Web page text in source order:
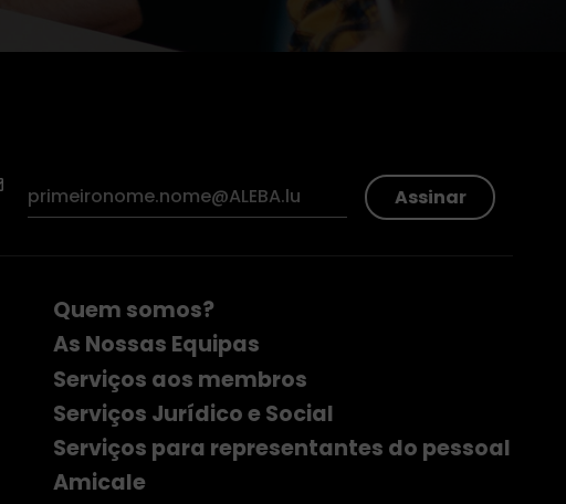
Assinar
Quem somos?
As Nossas Equipas
Serviços aos membros
Serviços Jurídico e Social
Serviços para representantes do pessoal
Amicale